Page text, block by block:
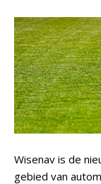
Wisenav is de
gebied van